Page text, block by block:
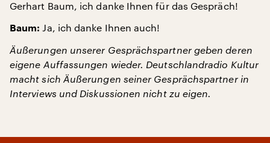
Gerhart Baum, ich danke Ihnen für das Gespräch!
Baum: Ja, ich danke Ihnen auch!
Äußerungen unserer Gesprächspartner geben deren
eigene Auffassungen wieder. Deutschlandradio Kultur
macht sich Äußerungen seiner Gesprächspartner in
Interviews und Diskussionen nicht zu eigen.